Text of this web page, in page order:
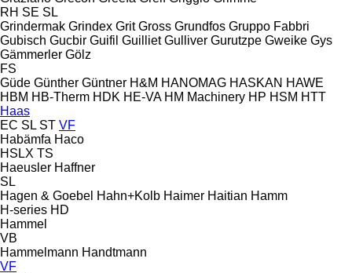
RH SE SL
Grindermak Grindex Grit Gross Grundfos Gruppo Fabbri
Gubisch Gucbir Guifil Guilliet Gulliver Gurutzpe Gweike Gys
Gämmerler Gölz
FS
Güde Günther Güntner H&M HANOMAG HASKAN HAWE
HBM HB‑Therm HDK HE-VA HM Machinery HP HSM HTT
Haas
EC SL ST VF
Habämfa Haco
HSLX TS
Haeusler Haffner
SL
Hagen & Goebel Hahn+Kolb Haimer Haitian Hamm
H-series HD
Hammel
VB
Hammelmann Handtmann
VF